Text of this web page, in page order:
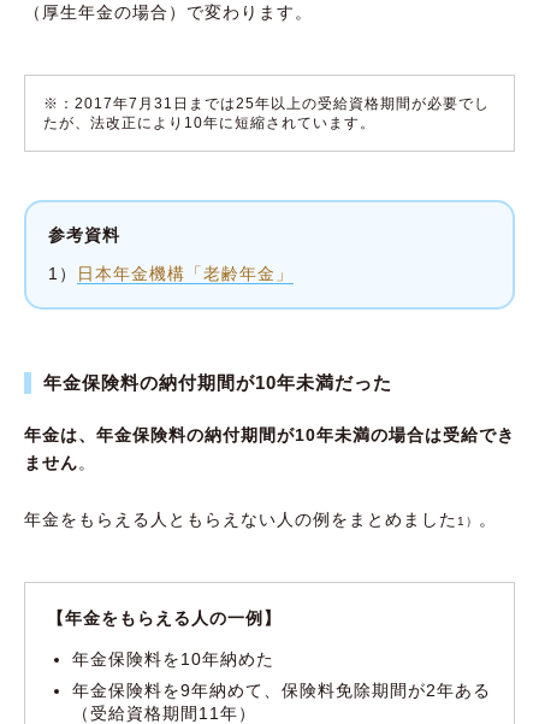
（厚生年金の場合）で変わります。
※：2017年7月31日までは25年以上の受給資格期間が必要でし
たが、法改正により10年に短縮されています。
参考資料
1） 日本年金機構「老齢年金」
年金保険料の納付期間が10年未満だった
年金は、年金保険料の納付期間が10年未満の場合は受給でき
ません。
年金をもらえる人ともらえない人の例をまとめました 1） 。
【年金をもらえる人の一例】
年金保険料を10年納めた
年金保険料を9年納めて、保険料免除期間が2年ある
（受給資格期間11年）